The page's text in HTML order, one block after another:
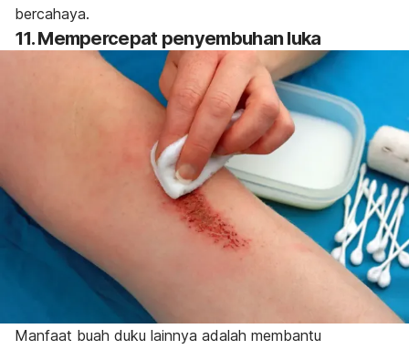
bercahaya.
11. Mempercepat penyembuhan luka
Manfaat buah duku lainnya adalah membantu